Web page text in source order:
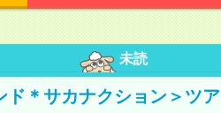
未読
ド＊サカナクション＞ツ